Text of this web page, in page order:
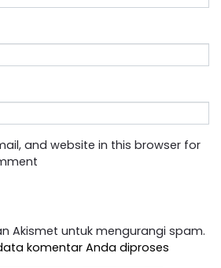
and website in this browser for
Akismet untuk mengurangi spam.
komentar Anda diproses